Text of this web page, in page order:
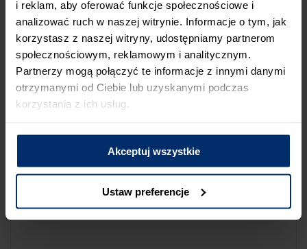
i reklam, aby oferować funkcje społecznościowe i
analizować ruch w naszej witrynie. Informacje o tym, jak
korzystasz z naszej witryny, udostępniamy partnerom
społecznościowym, reklamowym i analitycznym.
Partnerzy mogą połączyć te informacje z innymi danymi
otrzymanymi od Ciebie lub uzyskanymi podczas
korzystania z ich usług.
Akceptuj wszystkie
Ustaw preferencje
dane które posiadamy są niepoprawne albo nieaktualne,
możesz zgłosić nam ten fakt przez poniższy formularz:
Powód zgłoszenia
Opis zgłoszenia